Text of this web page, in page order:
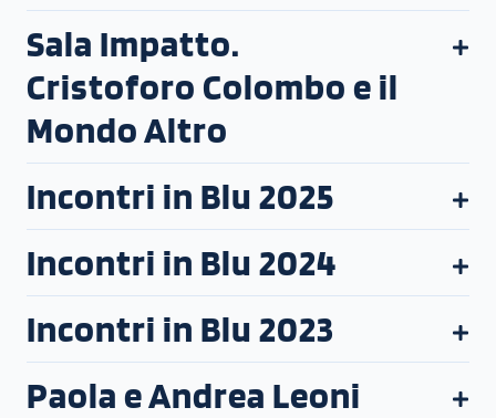
Sala Impatto.
Cristoforo Colombo e il
Mondo Altro
Incontri in Blu 2025
Incontri in Blu 2024
Incontri in Blu 2023
Paola e Andrea Leoni